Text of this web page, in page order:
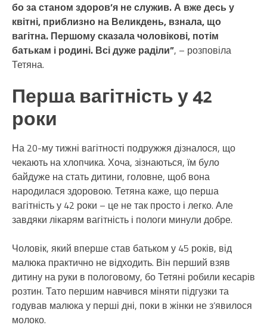
бо за станом здоров’я не служив. А вже десь у
квітні, приблизно на Великдень, взнала, що
вагітна. Першому сказала чоловікові, потім
батькам і родині. Всі дуже раділи”, – розповіла
Тетяна.
Перша вагітність у 42
роки
На 20-му тижні вагітності подружжя дізналося, що
чекають на хлопчика. Хоча, зізнаються, їм було
байдуже на стать дитини, головне, щоб вона
народилася здоровою. Тетяна каже, що перша
вагітність у 42 роки – це не так просто і легко. Але
завдяки лікарям вагітність і пологи минули добре.
Чоловік, який вперше став батьком у 45 років, від
малюка практично не відходить. Він перший взяв
дитину на руки в пологовому, бо Тетяні робили кесарів
розтин. Тато першим навчився міняти підгузки та
годував малюка у перші дні, поки в жінки не з’явилося
молоко.